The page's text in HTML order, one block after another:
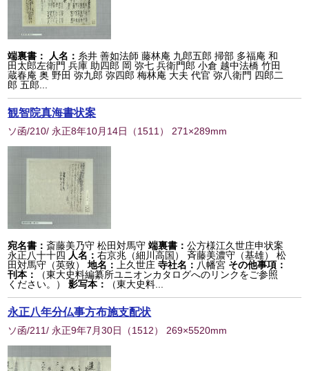
端裏書： 人名： 糸井 善如法師 藤林庵 九郎五郎 掃部 多福庵 和
田太郎左衛門 兵庫 助四郎 岡 弥七 兵衛門郎 小倉 越中法橋 竹田
蔵春庵 奥 野田 弥九郎 弥四郎 梅林庵 大夫 代官 弥八衛門 四郎二
郎 五郎...
観智院真海書状案
ソ函/210/ 永正8年10月14日 （1511 ） 271×289mm
宛名書：斎藤美乃守 松田対馬守 端裏書：公方様江久世庄申状案
永正八十十四 人名：右京兆（細川高国） 斉藤美濃守（基雄） 松
田対馬守（英致）
地名： 上久世庄 寺社名： 八幡宮 その他事項：
刊本：
（東大史料編纂所ユニオンカタログへのリンクをご参照
ください。）
影写本： （東大史料...
永正八年分仏事方布施支配状
ソ函/211/ 永正9年7月30日 （1512） 269×5520mm